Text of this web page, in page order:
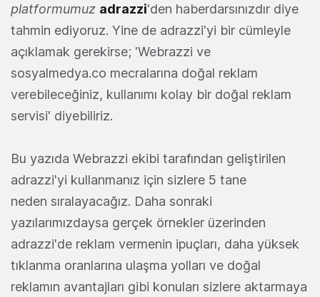
platformumuz adrazzi'den haberdarsınızdır diye
tahmin ediyoruz. Yine de adrazzi'yi bir cümleyle
açıklamak gerekirse; 'Webrazzi ve
sosyalmedya.co mecralarına doğal reklam
verebileceğiniz, kullanımı kolay bir doğal reklam
servisi' diyebiliriz.
Bu yazıda Webrazzi ekibi tarafından geliştirilen
adrazzi'yi kullanmanız için sizlere 5 tane
neden sıralayacağız. Daha sonraki
yazılarımızdaysa gerçek örnekler üzerinden
adrazzi'de reklam vermenin ipuçları, daha yüksek
tıklanma oranlarına ulaşma yolları ve doğal
reklamın avantajları gibi konuları sizlere aktarmaya